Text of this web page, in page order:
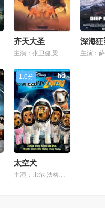
齐天大圣 深海狂
1.0分 hd
太空犬
主演：比尔·法格巴克,戴德里克·巴德,凯文·韦斯曼,费尔德·凯特,洛奇林·莫罗,爱莉·希尔斯